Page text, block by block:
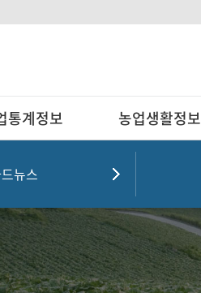
통계정보 농업생활정보
뉴스